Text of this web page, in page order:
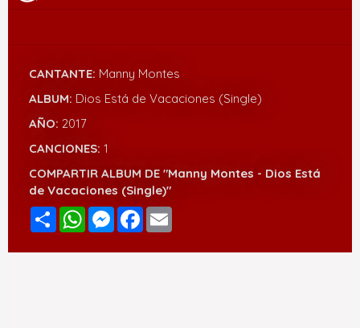
CANTANTE: Manny Montes
ALBUM: Dios Está de Vacaciones (Single)
AÑO: 2017
CANCIONES: 1
COMPARTIR ALBUM DE "Manny Montes - Dios Está
de Vacaciones (Single)"
Compartir
WhatsAppMessenger
Facebook